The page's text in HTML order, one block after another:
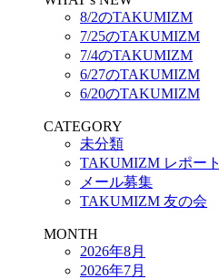
8/2のTAKUMIZM
7/25のTAKUMIZM
7/4のTAKUMIZM
6/27のTAKUMIZM
6/20のTAKUMIZM
CATEGORY
未分類
TAKUMIZM レポート
メール募集
TAKUMIZM 友の会
MONTH
2026年8月
2026年7月